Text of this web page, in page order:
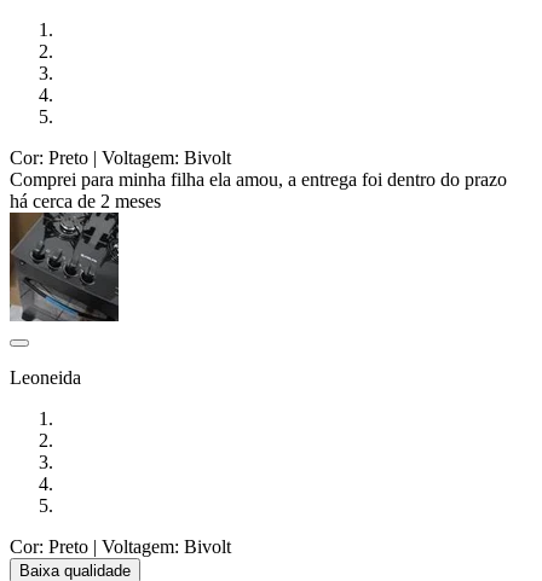
Cor: Preto | Voltagem: Bivolt
Comprei para minha filha ela amou, a entrega foi dentro do prazo
há cerca de 2 meses
Leoneida
Cor: Preto | Voltagem: Bivolt
Baixa qualidade